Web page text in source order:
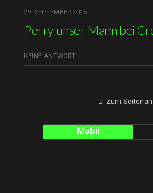
29. SEPTEMBER 2015
Perry unser Mann bei
KEINE ANTWORT
Zum
Mobil